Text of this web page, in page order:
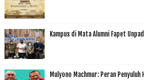
Kampus di Mata Alumni Fapet Unpad
Mulyono Machmur: Peran